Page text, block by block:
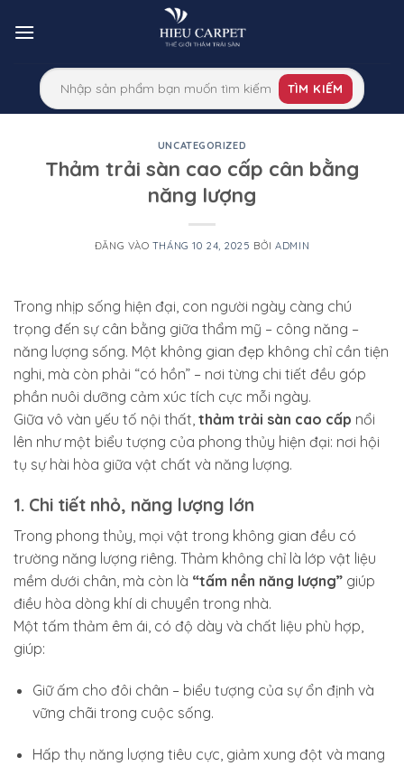
qua
TÌM KIẾM
UNCATEGORIZED
Thảm trải sàn cao cấp cân bằng
năng lượng
ĐĂNG VÀO THÁNG 10 24, 2025 BỞIADMIN
Trong nhịp sống hiện đại, con người ngày càng chú
trọng đến sự cân bằng giữa thẩm mỹ – công năng –
năng lượng sống. Một không gian đẹp không chỉ cần tiện
nghi, mà còn phải “có hồn” – nơi từng chi tiết đều góp
phần nuôi dưỡng cảm xúc tích cực mỗi ngày.
Giữa vô vàn yếu tố nội thất, thảm trải sàn cao cấp nổi
lên như một biểu tượng của phong thủy hiện đại: nơi hội
tụ sự hài hòa giữa vật chất và năng lượng.
1. Chi tiết nhỏ, năng lượng lớn
Trong phong thủy, mọi vật trong không gian đều có
trường năng lượng riêng. Thảm không chỉ là lớp vật liệu
mềm dưới chân, mà còn là “tấm nền năng lượng” giúp
điều hòa dòng khí di chuyển trong nhà.
Một tấm thảm êm ái, có độ dày và chất liệu phù hợp,
giúp:
Giữ ấm cho đôi chân – biểu tượng của sự ổn định và
vững chãi trong cuộc sống.
Hấp thụ năng lượng tiêu cực, giảm xung đột và mang